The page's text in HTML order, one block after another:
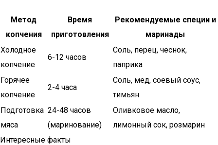
Метод
копчения
Время
приготовления
Рекомендуемые специи и
маринады
Холодное
копчение
6-12 часов
Соль, перец, чеснок,
паприка
Горячее
копчение
2-4 часа
Соль, мед, соевый соус,
тимьян
Подготовка
мяса
24-48 часов
(маринование)
Оливковое масло,
лимонный сок, розмарин
Интересные факты